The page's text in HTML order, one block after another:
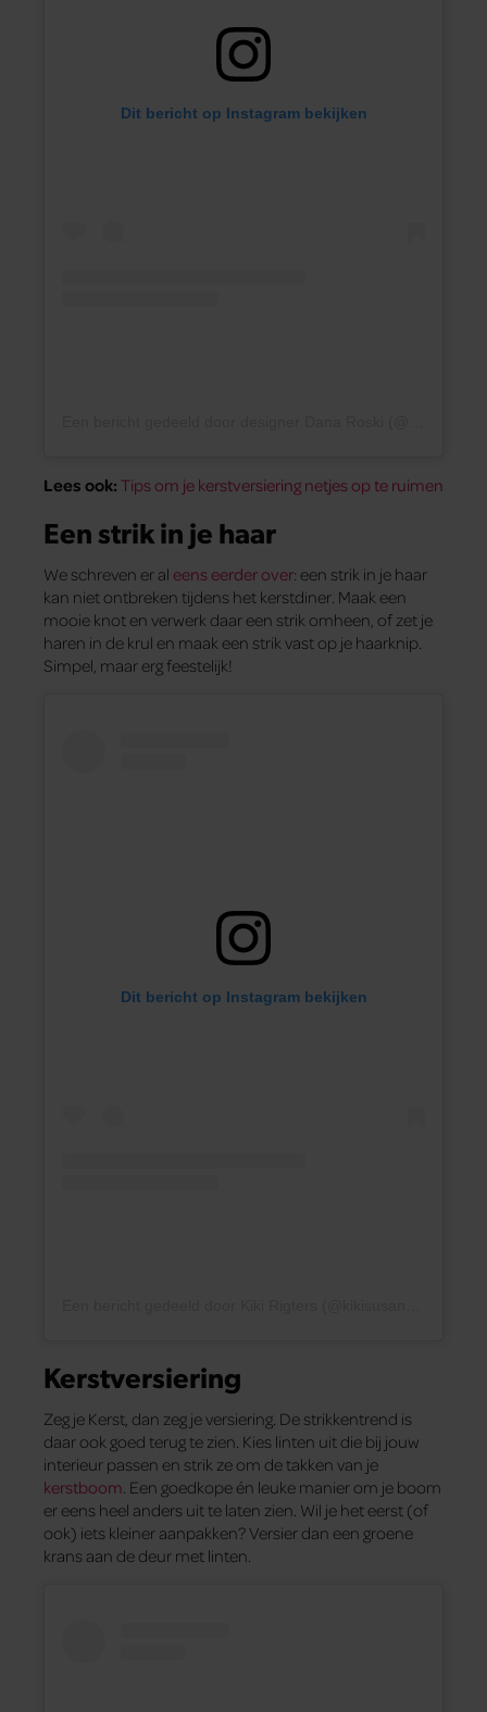
Dit bericht op Instagram bekijken
Lees ook: Tips om je kerstversiering netjes op te ruimen
Een strik in je haar
We schreven er al eens eerder over: een strik in je haar
kan niet ontbreken tijdens het kerstdiner. Maak een
mooie knot en verwerk daar een strik omheen, of zet je
haren in de krul en maak een strik vast op je haarknip.
Simpel, maar erg feestelijk!
Dit bericht op Instagram bekijken
Kerstversiering
Zeg je Kerst, dan zeg je versiering. De strikkentrend is
daar ook goed terug te zien. Kies linten uit die bij jouw
interieur passen en strik ze om de takken van je
kerstboom . Een goedkope én leuke manier om je boom
er eens heel anders uit te laten zien. Wil je het eerst (of
ook) iets kleiner aanpakken? Versier dan een groene
krans aan de deur met linten.